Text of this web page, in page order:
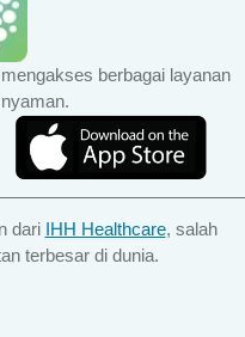
berbagai layanan
dari IHH Healthcare, salah
terbesar di dunia.